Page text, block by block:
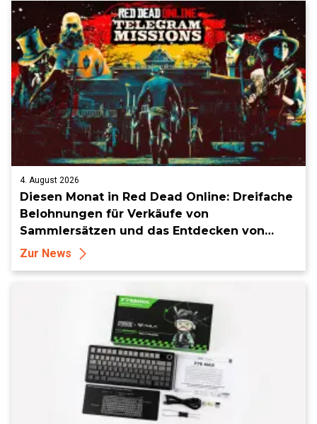
4. August 2026
Diesen Monat in Red Dead Online: Dreifache
Belohnungen für Verkäufe von
Sammlersätzen und das Entdecken von
Sammlerstücken, in Telegramm-Missionen
Zur News